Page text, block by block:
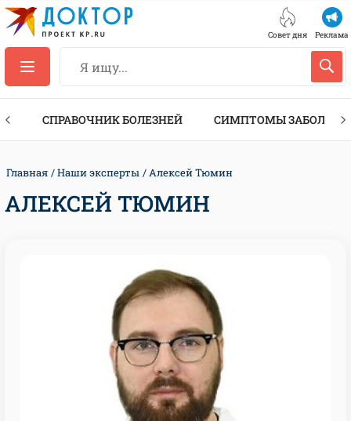
Совет дня Реклама
СПРАВОЧНИК БОЛЕЗНЕЙ СИМПТОМЫ
Главная Наши эксперты Алексей Тюмин
АЛЕКСЕЙ ТЮМИН